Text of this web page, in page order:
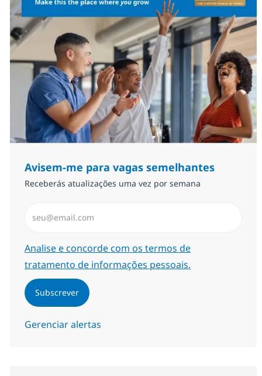
Avisem-me para vagas semelhantes
Receberás atualizações uma vez por semana
Required
Analise e concorde com os termos de
tratamento de informações pessoais.
Subscrever
Gerenciar alertas